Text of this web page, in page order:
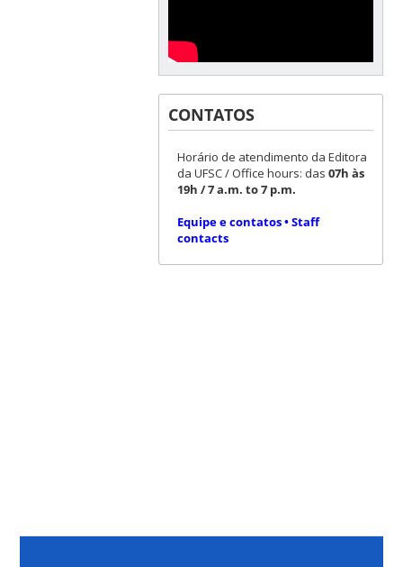
CONTATOS
Horário de atendimento da Editora
da UFSC / Office hours: das 07h às
19h / 7 a.m. to 7 p.m.
Equipe e contatos • Staff
contacts